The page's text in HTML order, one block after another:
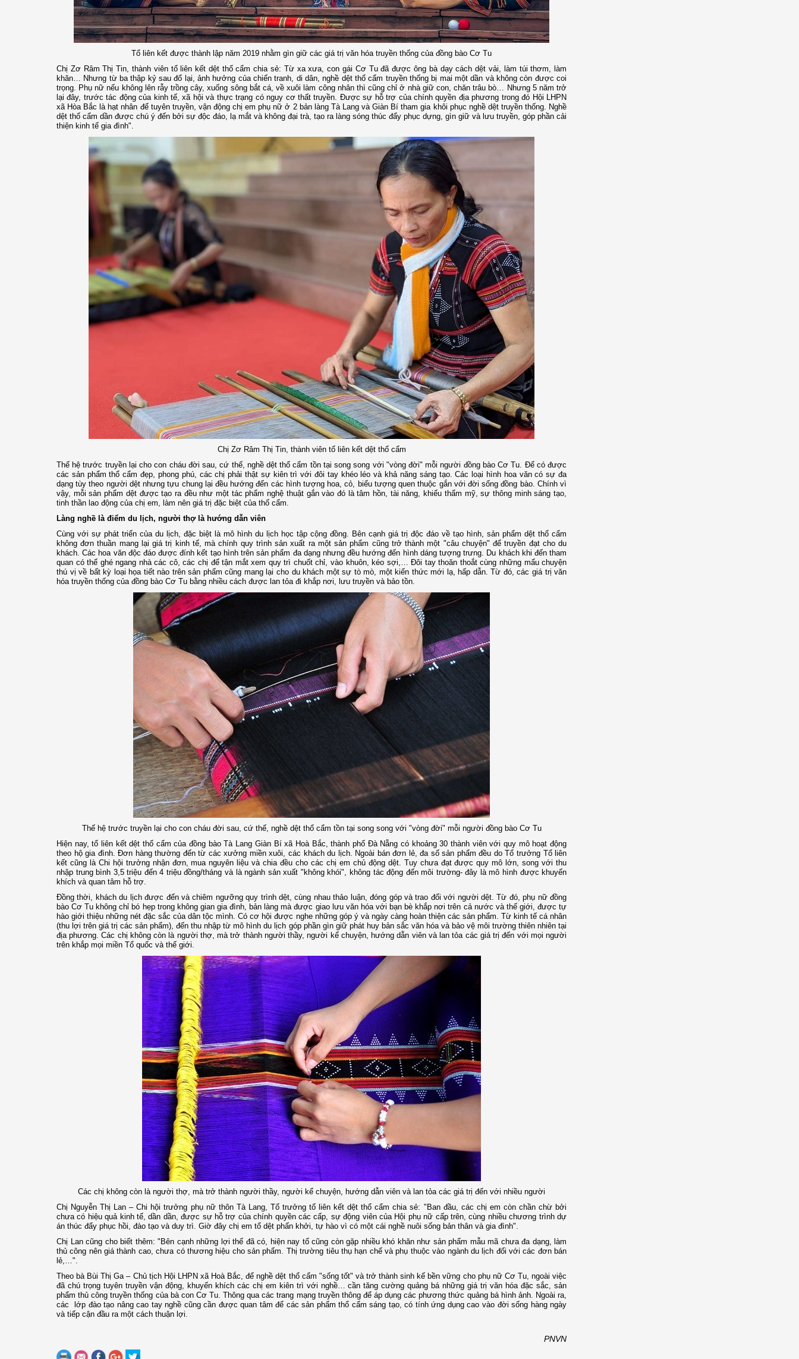
Tổ liên kết được thành lập năm 2019 nhằm gìn giữ các giá trị văn hóa truyền thống của đồng bào Cơ Tu
Chị Zơ Râm Thị Tin, thành viên tổ liên kết dệt thổ cẩm chia sẻ: Từ xa xưa, con gái Cơ Tu đã được ông bà dạy cách dệt vải, làm túi thơm, làm
khăn… Nhưng từ ba thập kỷ sau đổ lại, ảnh hưởng của chiến tranh, di dân, nghề dệt thổ cẩm truyền thống bị mai một dần và không còn được coi
trọng. Phụ nữ nếu không lên rẫy trồng cây, xuống sông bắt cá, về xuôi làm công nhân thì cũng chỉ ở nhà giữ con, chăn trâu bò… Nhưng 5 năm trở
lại đây, trước tác động của kinh tế, xã hội và thực trạng có nguy cơ thất truyền. Được sự hỗ trợ của chính quyền địa phương trong đó Hội LHPN
xã Hòa Bắc là hạt nhân để tuyên truyền, vận động chị em phụ nữ ở 2 bản làng Tà Lang và Giàn Bí tham gia khôi phục nghề dệt truyền thống. Nghề
dệt thổ cẩm dần được chú ý đến bởi sự độc đáo, lạ mắt và không đại trà, tạo ra làng sóng thúc đẩy phục dựng, gìn giữ và lưu truyền, góp phần cải
thiện kinh tế gia đình".
Chị Zơ Râm Thị Tin, thành viên tổ liên kết dệt thổ cẩm
Thế hệ trước truyền lại cho con cháu đời sau, cứ thế, nghề dệt thổ cẩm tồn tại song song với "vòng đời" mỗi người đồng bào Cơ Tu. Để có được
các sản phẩm thổ cẩm đẹp, phong phú, các chị phải thật sự kiên trì với đôi tay khéo léo và khả năng sáng tạo. Các loại hình hoa văn có sự đa
dạng tùy theo người dệt nhưng tựu chung lại đều hướng đến các hình tượng hoa, cỏ, biểu tượng quen thuộc gắn với đời sống đồng bào. Chính vì
vậy, mỗi sản phẩm dệt được tạo ra đều như một tác phẩm nghệ thuật gắn vào đó là tâm hồn, tài năng, khiếu thẩm mỹ, sự thông minh sáng tạo,
tinh thần lao động của chị em, làm nên giá trị đặc biệt của thổ cẩm.
Làng nghề là điểm du lịch, người thợ là hướng dẫn viên
Cùng với sự phát triển của du lịch, đặc biệt là mô hình du lịch học tập cộng đồng. Bên cạnh giá trị độc đáo về tạo hình, sản phẩm dệt thổ cẩm
không đơn thuần mang lại giá trị kinh tế, mà chính quy trình sản xuất ra một sản phẩm cũng trở thành một "câu chuyện" để truyền đạt cho du
khách. Các hoa văn độc đáo được đính kết tạo hình trên sản phẩm đa dạng nhưng đều hướng đến hình dáng tượng trưng. Du khách khi đến tham
quan có thể ghé ngang nhà các cô, các chị để tận mắt xem quy trì chuốt chỉ, vào khuôn, kéo sợi,… Đôi tay thoăn thoắt cùng những mẩu chuyện
thú vị về bất kỳ loại họa tiết nào trên sản phẩm cũng mang lại cho du khách một sự tò mò, một kiến thức mới lạ, hấp dẫn. Từ đó, các giá trị văn
hóa truyền thống của đồng bào Cơ Tu bằng nhiều cách được lan tỏa đi khắp nơi, lưu truyền và bảo tồn.
Thế hệ trước truyền lại cho con cháu đời sau, cứ thế, nghề dệt thổ cẩm tồn tại song song với "vòng đời" mỗi người đồng bào Cơ Tu
Hiện nay, tổ liên kết dệt thổ cẩm của đồng bào Tà Lang Giàn Bí xã Hoà Bắc, thành phố Đà Nẵng có khoảng 30 thành viên với quy mô hoạt động
theo hộ gia đình. Đơn hàng thường đến từ các xưởng miền xuôi, các khách du lịch. Ngoài bán đơn lẻ, đa số sản phẩm đều do Tổ trưởng Tổ liên
kết cũng là Chi hội trưởng nhận đơn, mua nguyên liệu và chia đều cho các chị em chủ động dệt. Tuy chưa đạt được quy mô lớn, song với thu
nhập trung bình 3,5 triệu đến 4 triệu đồng/tháng và là ngành sản xuất "không khói", không tác động đến môi trường- đây là mô hình được khuyến
khích và quan tâm hỗ trợ.
Đồng thời, khách du lịch được đến và chiêm ngưỡng quy trình dệt, cùng nhau thảo luận, đóng góp và trao đổi với người dệt. Từ đó, phụ nữ đồng
bào Cơ Tu không chỉ bó hẹp trong không gian gia đình, bản làng mà được giao lưu văn hóa với bạn bè khắp nơi trên cả nước và thế giới, được tự
hào giới thiệu những nét đặc sắc của dân tộc mình. Có cơ hội được nghe những góp ý và ngày càng hoàn thiện các sản phẩm. Từ kinh tế cá nhân
(thu lợi trên giá trị các sản phẩm), đến thu nhập từ mô hình du lịch góp phần gìn giữ phát huy bản sắc văn hóa và bảo vệ môi trường thiên nhiên tại
địa phương. Các chị không còn là người thợ, mà trở thành người thầy, người kể chuyện, hướng dẫn viên và lan tỏa các giá trị đến với mọi người
trên khắp mọi miền Tổ quốc và thế giới.
Các chị không còn là người thợ, mà trở thành người thầy, người kể chuyện, hướng dẫn viên và lan tỏa các giá trị đến với nhiều người
Chị Nguyễn Thị Lan – Chi hội trưởng phụ nữ thôn Tà Lang, Tổ trưởng tổ liên kết dệt thổ cẩm chia sẻ: "Ban đầu, các chị em còn chần chừ bởi
chưa có hiệu quả kinh tế, dần dần, được sự hỗ trợ của chính quyền các cấp, sự động viên của Hội phụ nữ cấp trên, cùng nhiều chương trình dự
án thúc đẩy phục hồi, đào tạo và duy trì. Giờ đây chị em tổ dệt phấn khởi, tự hào vì có một cái nghề nuôi sống bản thân và gia đình".
Chị Lan cũng cho biết thêm: "Bên cạnh những lợi thế đã có, hiện nay tổ cũng còn gặp nhiều khó khăn như sản phẩm mẫu mã chưa đa dạng, làm
thủ công nên giá thành cao, chưa có thương hiệu cho sản phẩm. Thị trường tiêu thụ hạn chế và phụ thuộc vào ngành du lịch đối với các đơn bán
lẻ,…".
Theo bà Bùi Thị Ga – Chủ tịch Hội LHPN xã Hoà Bắc, để nghề dệt thổ cẩm "sống tốt" và trở thành sinh kế bền vững cho phụ nữ Cơ Tu, ngoài việc
đã chú trọng tuyên truyền vận động, khuyến khích các chị em kiên trì với nghề… cần tăng cường quảng bá những giá trị văn hóa đặc sắc, sản
phẩm thủ công truyền thống của bà con Cơ Tu. Thông qua các trang mạng truyền thông để áp dụng các phương thức quảng bá hình ảnh. Ngoài ra,
các lớp đào tạo nâng cao tay nghề cũng cần được quan tâm để các sản phẩm thổ cẩm sáng tạo, có tính ứng dụng cao vào đời sống hàng ngày
và tiếp cận đầu ra một cách thuận lợi.
PNVN